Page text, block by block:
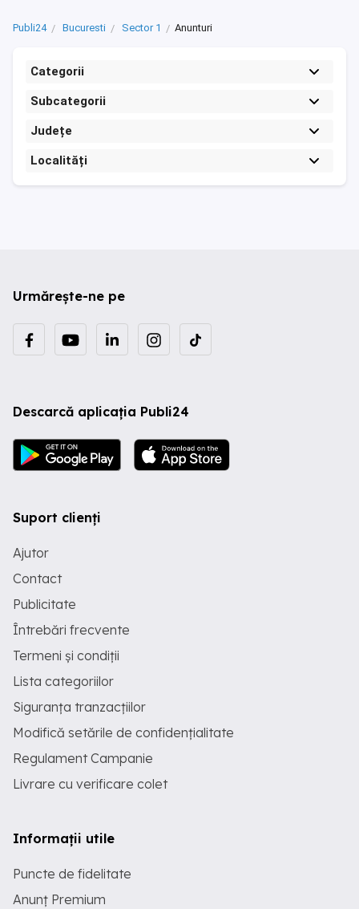
Publi24 Bucuresti Sector 1 Anunturi
Categorii
Subcategorii
Județe
Localități
Urmărește-ne pe
Descarcă aplicația Publi24
Suport clienți
Ajutor
Contact
Publicitate
Întrebări frecvente
Termeni și condiții
Lista categoriilor
Siguranța tranzacțiilor
Modifică setările de confidențialitate
Regulament Campanie
Livrare cu verificare colet
Informații utile
Puncte de fidelitate
Anunț Premium